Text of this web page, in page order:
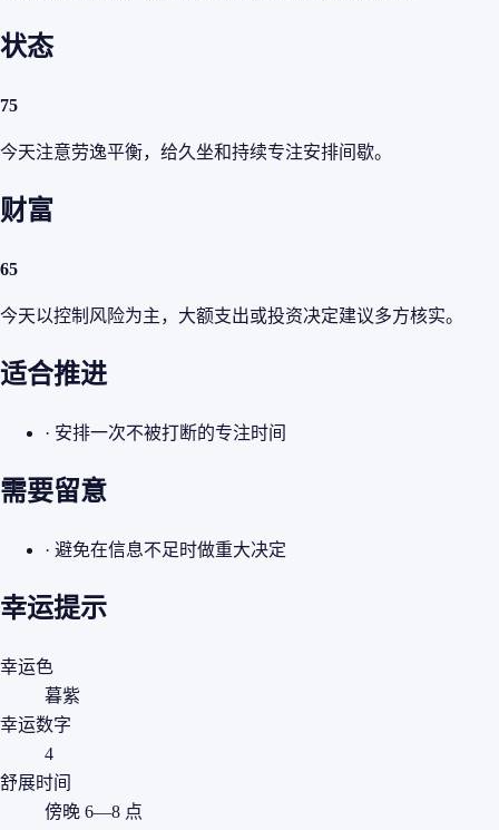
状态
75
今天注意劳逸平衡，给久坐和持续专注安排间歇。
财富
65
今天以控制风险为主，大额支出或投资决定建议多方核实。
适合推进
· 安排一次不被打断的专注时间
需要留意
· 避免在信息不足时做重大决定
幸运提示
幸运色
暮紫
幸运数字
4
舒展时间
傍晚 6—8 点